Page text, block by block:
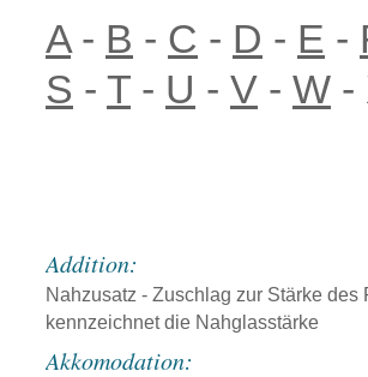
A- B - C - D - E -
S - T - U - V - W -
Addition:
Nahzusatz - Zuschlag zur Stärke des
kennzeichnet die Nahglasstärke
Akkomodation: